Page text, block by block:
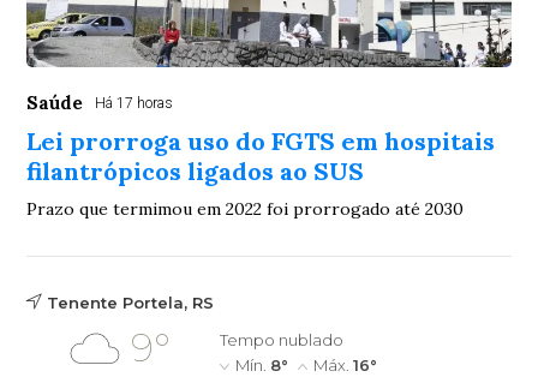
Saúde Há 17 horas
Lei prorroga uso do FGTS em hospitais
filantrópicos ligados ao SUS
Prazo que termimou em 2022 foi prorrogado até 2030
Tenente Portela, RS
9°
Tempo nublado
Mín. 8° Máx.16°